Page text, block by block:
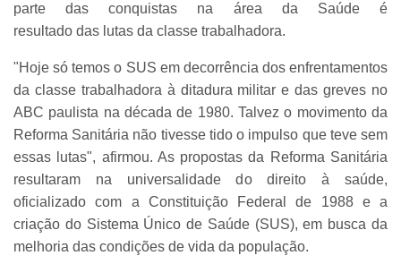
parte das conquistas na área da Saúde é
resultado das lutas da classe trabalhadora.
"Hoje só temos o SUS em decorrência dos enfrentamentos
da classe trabalhadora à ditadura militar e das greves no
ABC paulista na década de 1980. Talvez o movimento da
Reforma Sanitária não tivesse tido o impulso que teve sem
essas lutas", afirmou. As propostas da Reforma Sanitária
resultaram na universalidade do direito à saúde,
oficializado com a Constituição Federal de 1988 e a
criação do Sistema Único de Saúde (SUS), em busca da
melhoria das condições de vida da população.